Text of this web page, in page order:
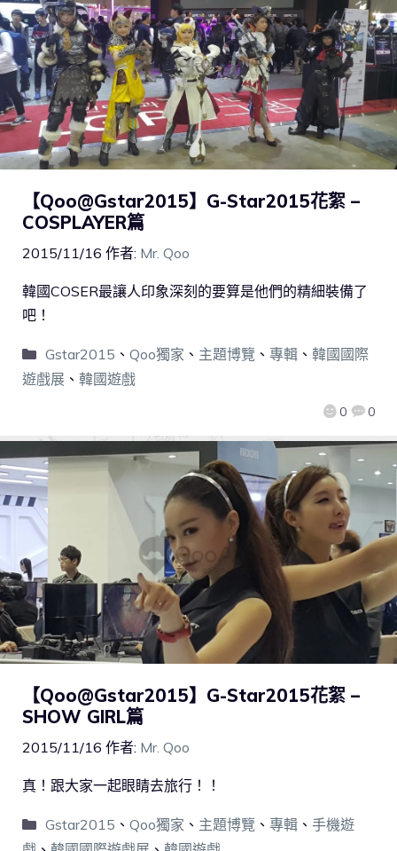
【Qoo@Gstar2015】G-Star2015花絮 –
COSPLAYER篇
2015/11/16 作者: Mr. Qoo
0 0
韓國COSER最讓人印象深刻的要算是他們的精細裝備了
吧！
Gstar2015 、 Qoo獨家 、 主題博覽 、 專輯、 韓國國際
遊戲展 、 韓國遊戲
【Qoo@Gstar2015】G-Star2015花絮 –
SHOW GIRL篇
2015/11/16 作者: Mr. Qoo
真！跟大家一起眼睛去旅行！！
Gstar2015 、 Qoo獨家 、 主題博覽 、 專輯、 手機遊